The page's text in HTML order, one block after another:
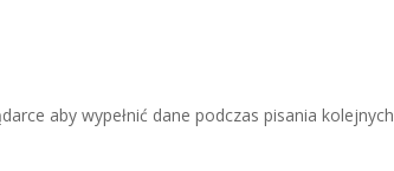
aby wypełnić dane podczas pisania kolejnych